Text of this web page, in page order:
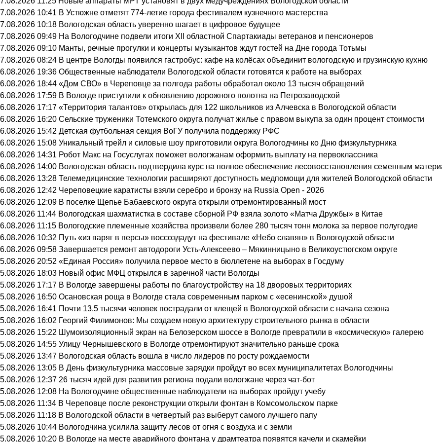
7.08.2026 10:41 В Устюжне отметят 774-летие города фестивалем кузнечного мастерства
7.08.2026 10:18 Вологодская область уверенно шагает в цифровое будущее
7.08.2026 09:49 На Вологодчине подвели итоги XII областной Спартакиады ветеранов и пенсионеров
7.08.2026 09:10 Манты, речные прогулки и концерты музыкантов ждут гостей на Дне города Тотьмы
7.08.2026 08:24 В центре Вологды появился гастробус: кафе на колёсах объединит вологодскую и грузинскую кухню
6.08.2026 19:36 Общественные наблюдатели Вологодской области готовятся к работе на выборах
6.08.2026 18:44 «Дом СВО» в Череповце за полгода работы обработал около 13 тысяч обращений
6.08.2026 17:59 В Вологде приступили к обновлению дорожного полотна на Петрозаводской
6.08.2026 17:17 «Территория талантов» открылась для 122 школьников из Алчевска в Вологодской области
6.08.2026 16:20 Сельские труженики Тотемского округа получат жилье с правом выкупа за один процент стоимости
6.08.2026 15:42 Детская футбольная секция ВоГУ получила поддержку РФС
6.08.2026 15:08 Уникальный трейл и силовые шоу приготовили округа Вологодчины ко Дню физкультурника
6.08.2026 14:31 Робот Макс на Госуслугах поможет вологжанам оформить выплату на первоклассника
6.08.2026 14:00 Вологодская область подтвердила курс на полное обеспечение лесовосстановления семенным
6.08.2026 13:28 Телемедицинские технологии расширяют доступность медпомощи для жителей Вологодской области
6.08.2026 12:42 Череповецкие каратисты взяли серебро и бронзу на Russia Open - 2026
6.08.2026 12:09 В поселке Щепье Бабаевского округа открыли отремонтированный мост
6.08.2026 11:44 Вологодская шахматистка в составе сборной РФ взяла золото «Матча Дружбы» в Китае
6.08.2026 11:15 Вологодские племенные хозяйства произвели более 280 тысяч тонн молока за первое полугодие
6.08.2026 10:32 Путь «из варяг в персы» воссоздадут на фестивале «Небо славян» в Вологодской области
6.08.2026 09:58 Завершается ремонт автодороги Усть-Алексеево – Мякинницыно в Великоустюгском округе
5.08.2026 20:52 «Единая Россия» получила первое место в бюллетене на выборах в Госдуму
5.08.2026 18:03 Новый офис МФЦ открылся в заречной части Вологды
5.08.2026 17:17 В Вологде завершены работы по благоустройству на 18 дворовых территориях
5.08.2026 16:50 Осановская роща в Вологде стала современным парком с «есенинской» душой
5.08.2026 16:41 Почти 13,5 тысячи человек пострадали от клещей в Вологодской области с начала сезона
5.08.2026 16:02 Георгий Филимонов: Мы создаем новую архитектуру строительного рынка в области
5.08.2026 15:22 Шумоизоляционный экран на Белозерском шоссе в Вологде превратили в «космическую» галерею
5.08.2026 14:55 Улицу Чернышевского в Вологде отремонтируют значительно раньше срока
5.08.2026 13:47 Вологодская область вошла в число лидеров по росту рождаемости
5.08.2026 13:05 В День физкультурника массовые зарядки пройдут во всех муниципалитетах Вологодчины
5.08.2026 12:37 26 тысяч идей для развития региона подали вологжане через чат-бот
5.08.2026 12:08 На Вологодчине общественные наблюдатели на выборах пройдут учебу
5.08.2026 11:34 В Череповце после реконструкции открыли фонтан в Комсомольском парке
5.08.2026 11:18 В Вологодской области в четвертый раз выберут самого лучшего папу
5.08.2026 10:44 Вологодчина усилила защиту лесов от огня с воздуха и с земли
5.08.2026 10:20 В Вологде на месте аварийного фонтана у драмтеатра появятся качели и скамейки